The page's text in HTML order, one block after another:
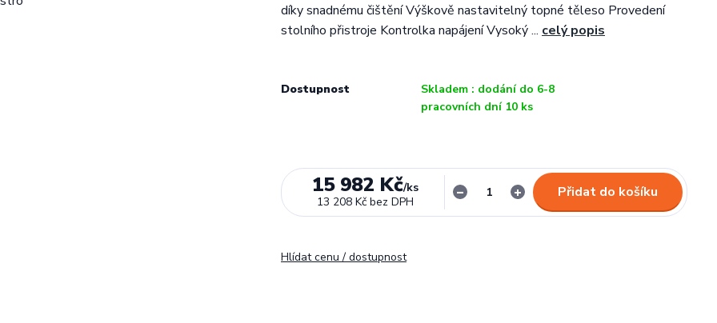
díky snadnému čištění Výškově nastavitelný topné těleso Provedení
stolního přistroje Kontrolka napájení Vysoký ... celý popis
Dostupnost
Skladem : dodání do 6-8
pracovních dní 10 ks
15 982 Kč/ks
13 208 Kč bez DPH
Přidat do košíku
Hlídat cenu / dostupnost